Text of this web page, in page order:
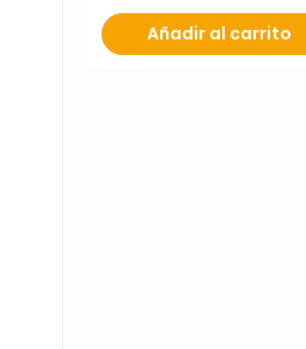
Añadir al carrito